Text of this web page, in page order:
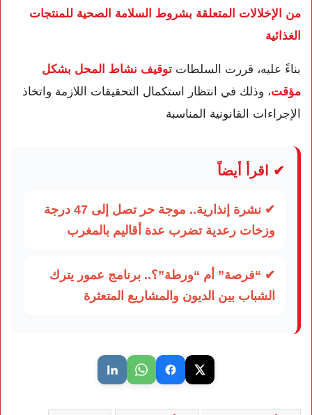
من الإخلالات المتعلقة بشروط السلامة الصحية للمنتجات
الغذائية
بناءً عليه، قررت السلطات توقيف نشاط المحل بشكل
مؤقت، وذلك في انتظار استكمال التحقيقات اللازمة واتخاذ
الإجراءات القانونية المناسبة
✔ اقرأ أيضاً
✔ نشرة إنذارية.. موجة حر تصل إلى 47 درجة
وزخات رعدية تضرب عدة أقاليم بالمغرب
✔ “فرصة” أم “ورطة”؟.. برنامج عمور يترك
الشباب بين الديون والمشاريع المتعثرة